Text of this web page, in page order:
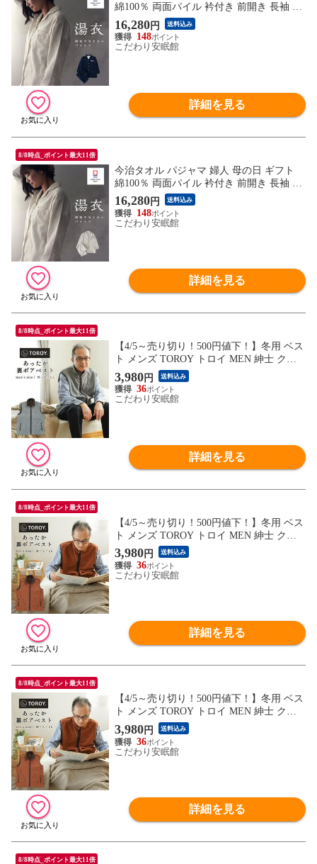
綿100％ 両面パイル 衿付き 前開き 長袖 長
ズボン 日本製 ロゴ入り ギフト 湯衣 YUGO
ROMO（無地 / ネイビー (L)）【A-Z31214-
LNB】
16,280円 送料込み
148
こだわり安眠館
詳細を見る
8/8時点_ポイント最大11倍
今治タオル パジャマ 婦人 母の日 ギフト
綿100％ 両面パイル 衿付き 前開き 長袖 長
ズボン 日本製 ロゴ入り ギフト 湯衣 YUGO
ROMO（無地 / ホワイト (LL)）【A-Z31214
-LLWH】
16,280円 送料込み
148
こだわり安眠館
詳細を見る
8/8時点_ポイント最大11倍
【4/5～売り切り！500円値下！】冬用 ベス
ト メンズ TOROY トロイ MEN 紳士 クリ
スマス あったか 裏ボア フリース コーデュ
ロイ調 起毛 秋 冬 部屋着 ルームウェア 上
着 アウター 袖なし 襟付き 前開きファスナ
3,980円 送料込み
36
こだわり安眠館
詳細を見る
8/8時点_ポイント最大11倍
【4/5～売り切り！500円値下！】冬用 ベス
ト メンズ TOROY トロイ MEN 紳士 クリ
スマス あったか 裏ボア フリース コーデュ
ロイ調 起毛 秋 冬 部屋着 ルームウェア 上
着 アウター 袖なし 襟付き 前開きファスナ
3,980円 送料込み
36
こだわり安眠館
詳細を見る
8/8時点_ポイント最大11倍
【4/5～売り切り！500円値下！】冬用 ベス
ト メンズ TOROY トロイ MEN 紳士 クリ
スマス あったか 裏ボア フリース コーデュ
ロイ調 起毛 秋 冬 部屋着 ルームウェア 上
着 アウター 袖なし 襟付き 前開きファスナ
3,980円 送料込み
36
こだわり安眠館
詳細を見る
8/8時点_ポイント最大11倍